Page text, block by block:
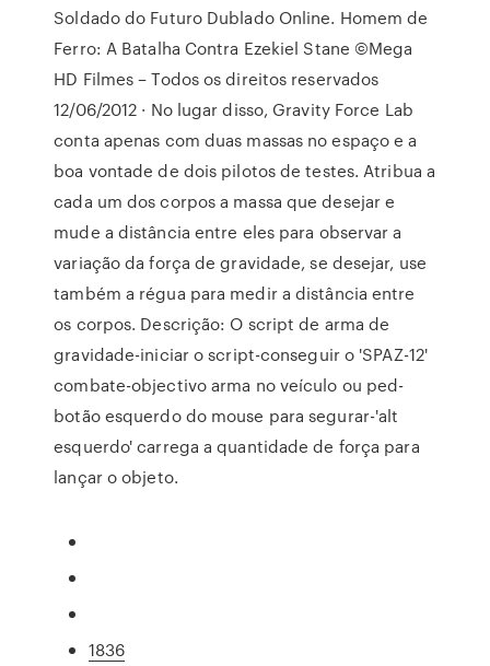
Soldado do Futuro Dublado Online. Homem de
Ferro: A Batalha Contra Ezekiel Stane ©Mega
HD Filmes – Todos os direitos reservados
12/06/2012 · No lugar disso, Gravity Force Lab
conta apenas com duas massas no espaço e a
boa vontade de dois pilotos de testes. Atribua a
cada um dos corpos a massa que desejar e
mude a distância entre eles para observar a
variação da força de gravidade, se desejar, use
também a régua para medir a distância entre
os corpos. Descrição: O script de arma de
gravidade-iniciar o script-conseguir o 'SPAZ-12'
combate-objectivo arma no veículo ou ped-
botão esquerdo do mouse para segurar-'alt
esquerdo' carrega a quantidade de força para
lançar o objeto.
1836